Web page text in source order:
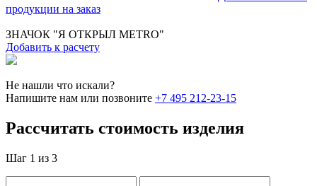
продукции на заказ
ЗНАЧОК "Я ОТКРЫЛ METRO"
Добавить к расчету
Не нашли что искали?
Напишите нам или позвоните +7 495 212-23-15
Рассчитать стоимость изделия
Шаг 1 из 3